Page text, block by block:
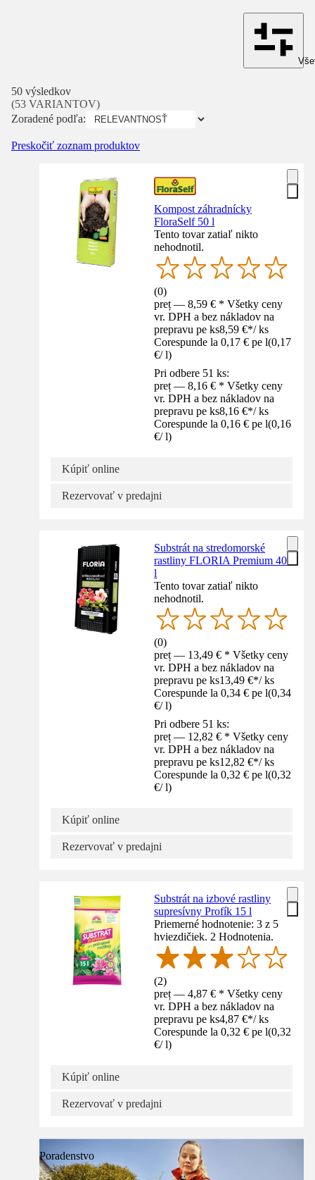
50 výsledkov
(53 VARIANTOV)
Zoradené podľa:
Preskočiť zoznam produktov
Kompost záhradnícky
FloraSelf 50 l
Tento tovar zatiaľ nikto
nehodnotil.
(0)
preț — 8,59 € * Všetky ceny
vr. DPH a bez nákladov na
prepravu pe ks8,59 €*/ ks
Corespunde la 0,17 € pe l(0,17
€/ l)
Pri odbere 51 ks:
preț — 8,16 € * Všetky ceny
vr. DPH a bez nákladov na
prepravu pe ks8,16 €*/ ks
Corespunde la 0,16 € pe l(0,16
€/ l)
Kúpiť online
Rezervovať v predajni
Substrát na stredomorské
rastliny FLORIA Premium 40
l
Tento tovar zatiaľ nikto
nehodnotil.
(0)
preț — 13,49 € * Všetky ceny
vr. DPH a bez nákladov na
prepravu pe ks13,49 €*/ ks
Corespunde la 0,34 € pe l(0,34
€/ l)
Pri odbere 51 ks:
preț — 12,82 € * Všetky ceny
vr. DPH a bez nákladov na
prepravu pe ks12,82 €*/ ks
Corespunde la 0,32 € pe l(0,32
€/ l)
Kúpiť online
Rezervovať v predajni
Substrát na izbové rastliny
supresívny Profík 15 l
Priemerné hodnotenie: 3 z 5
hviezdičiek. 2 Hodnotenia.
(2)
preț — 4,87 € * Všetky ceny
vr. DPH a bez nákladov na
prepravu pe ks4,87 €*/ ks
Corespunde la 0,32 € pe l(0,32
€/ l)
Kúpiť online
Rezervovať v predajni
Poradenstvo